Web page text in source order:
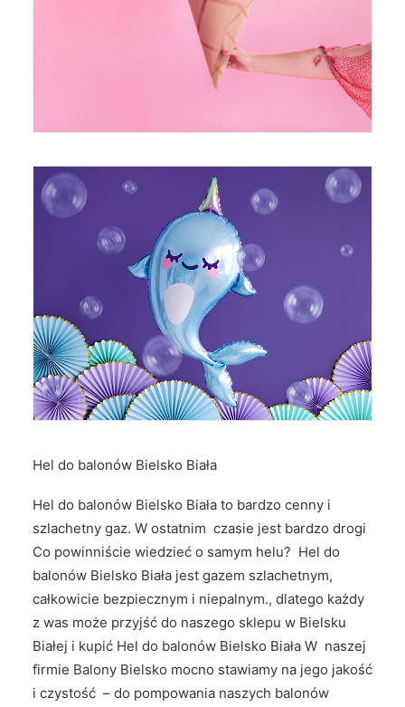
Hel do balonów Bielsko Biała
Hel do balonów Bielsko Biała to bardzo cenny i
szlachetny gaz. W ostatnim czasie jest bardzo drogi
Co powinniście wiedzieć o samym helu? Hel do
balonów Bielsko Biała jest gazem szlachetnym,
całkowicie bezpiecznym i niepalnym., dlatego każdy
z was może przyjść do naszego sklepu w Bielsku
Białej i kupić Hel do balonów Bielsko Biała W naszej
firmie Balony Bielsko mocno stawiamy na jego jakość
i czystość – do pompowania naszych balonów